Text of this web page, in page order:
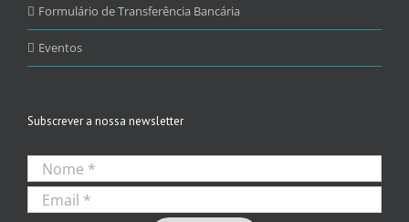
Formulário de Transferência Bancária
Eventos
Subscrever a nossa newsletter